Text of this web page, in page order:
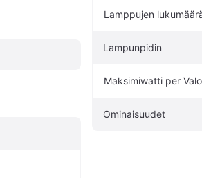
Lamppujen
Lampunpidin
Maksimiwatti per
Ominaisuudet